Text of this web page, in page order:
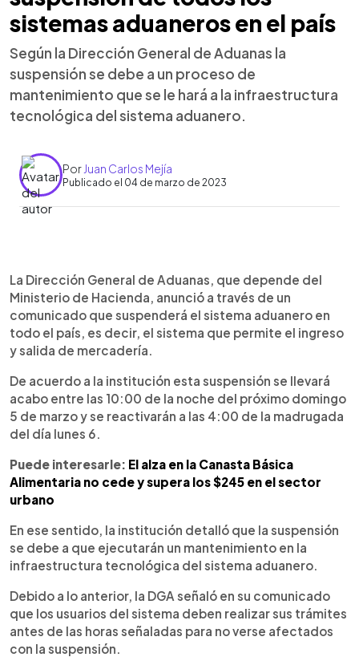
sistemas aduaneros en el país
Según la Dirección General de Aduanas la
suspensión se debe a un proceso de
mantenimiento que se le hará a la infraestructura
tecnológica del sistema aduanero.
Por Juan Carlos Mejía
Publicado el 04 de marzo de 2023
Escuchar artículo
La Dirección General de Aduanas, que depende del
Ministerio de Hacienda, anunció a través de un
comunicado que suspenderá el sistema aduanero en
todo el país, es decir, el sistema que permite el ingreso
y salida de mercadería.
De acuerdo a la institución esta suspensión se llevará
acabo entre las 10:00 de la noche del próximo domingo
5 de marzo y se reactivarán a las 4:00 de la madrugada
del día lunes 6.
Puede interesarle: El alza en la Canasta Básica
Alimentaria no cede y supera los $245 en el sector
urbano
En ese sentido, la institución detalló que la suspensión
se debe a que ejecutarán un mantenimiento en la
infraestructura tecnológica del sistema aduanero.
Debido a lo anterior, la DGA señaló en su comunicado
que los usuarios del sistema deben realizar sus trámites
antes de las horas señaladas para no verse afectados
con la suspensión.